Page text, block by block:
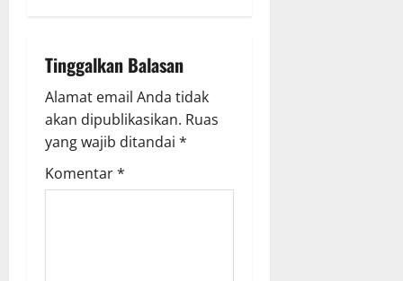
v
i
g
a
Tinggalkan Balasan
Alamat email Anda tidak
akan dipublikasikan. Ruas
yang wajib ditandai *
Komentar*